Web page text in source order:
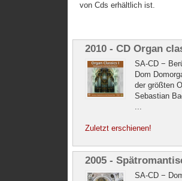
von Cds erhältlich ist.
2010 - CD Organ
SA-CD −
Dom
der größten
Sebastian
...
Zuletzt erschienen!
2005 -
SA-CD −